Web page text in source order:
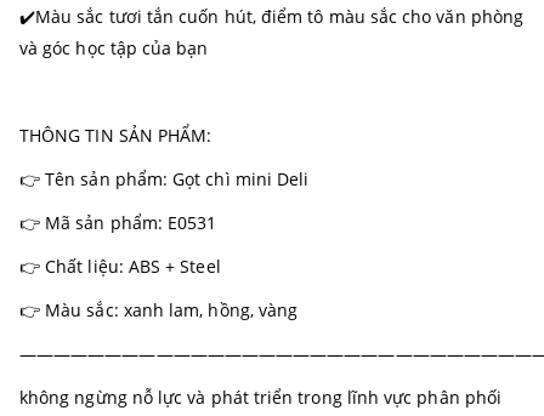
✔️Màu sắc tươi tắn cuốn hút, điểm tô màu sắc cho văn phòng
và góc học tập của bạn
THÔNG TIN SẢN PHẨM:
👉 Tên sản phẩm: Gọt chì mini Deli
👉 Mã sản phẩm: E0531
👉 Chất liệu: ABS + Steel
👉 Màu sắc: xanh lam, hồng, vàng
không ngừng nỗ lực và phát triển trong lĩnh vực phân phối